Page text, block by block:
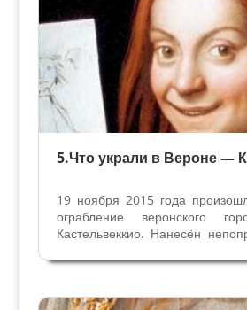
Верона
Веронцы
5.Что украли в Вероне —
19 ноября 2015 года
ограбление веронского
Кастельвеккио. Нанесён
них знаменитые шедевры
Тинторетто, Джованни...